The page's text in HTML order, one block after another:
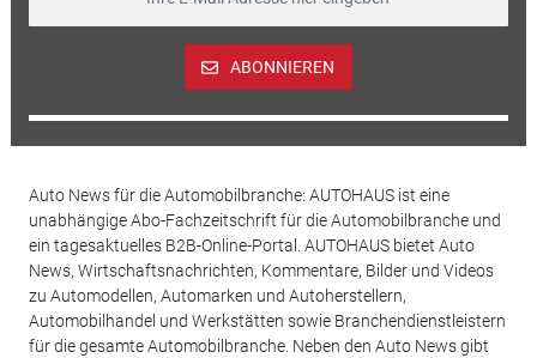
ABONNIEREN
Auto News für die Automobilbranche: AUTOHAUS ist eine
unabhängige Abo-Fachzeitschrift für die Automobilbranche und
ein tagesaktuelles B2B-Online-Portal. AUTOHAUS bietet Auto
News, Wirtschaftsnachrichten, Kommentare, Bilder und Videos
zu Automodellen, Automarken und Autoherstellern,
Automobilhandel und Werkstätten sowie Branchendienstleistern
für die gesamte Automobilbranche. Neben den Auto News gibt